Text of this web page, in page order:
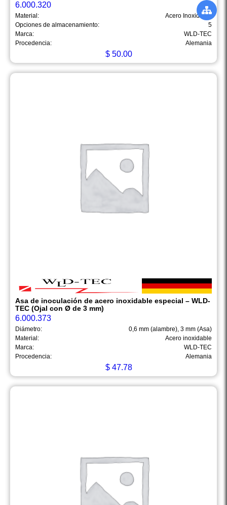
6.000.320
Material:
Acero Inoxidable
Opciones de almacenamiento:
5
Marca:
WLD-TEC
Procedencia:
Alemania
$50.00
Asa de inoculación de acero inoxidable especial – WLD-
TEC (Ojal con Ø de 3 mm)
6.000.373
Diámetro:
0,6 mm (alambre), 3 mm (Asa)
Material:
Acero inoxidable
Marca:
WLD-TEC
Procedencia:
Alemania
$47.78